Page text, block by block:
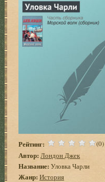
Рейтинг: (0)
Автор: Лондон Джек
Название: Уловка Чарли
Жанр: История